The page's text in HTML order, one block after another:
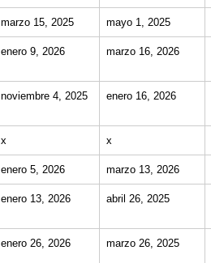
marzo 15, 2025 mayo 1, 2025
enero 9, 2026 marzo 16, 2026
noviembre 4, 2025 enero 16, 2026
x x
enero 5, 2026 marzo 13, 2026
enero 13, 2026 abril 26, 2025
enero 26, 2026 marzo 26, 2025